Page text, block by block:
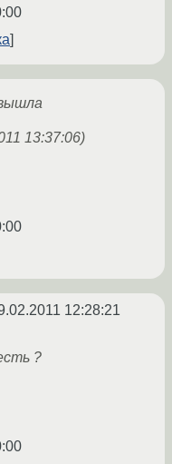
13:37:06)
12:28:21
?